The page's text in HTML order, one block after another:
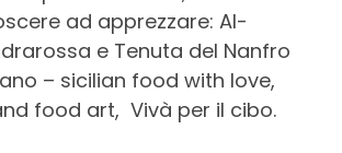
ad apprezzare: Al-
e Tenuta del Nanfro
– sicilian food with love,
food art, Vivà per il cibo.